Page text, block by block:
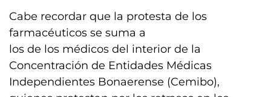
Cabe recordar que la protesta de los
farmacéuticos se suma a
los de los médicos del interior de la
Concentración de Entidades Médicas
Independientes Bonaerense (Cemibo),